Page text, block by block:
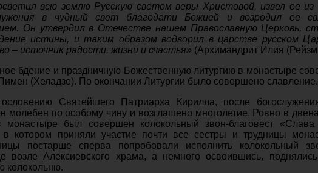
всю землю Русскую светом веры Христовой, извел ее
в чудный свет благодати Божией и возродил ее
Он утвердил в Отечестве нашем Православную Церковь,
истины, и таким образом водворил в царстве русском
– источник радости, жизни и счастья» (Архимандрит Илия
бдение и праздничную Божественную литургию в монастыре
(Хеладзе). По окончании Литургии было совершено славление.
Святейшего Патриарха Кирилла, после
молебен по особому чину и возглашено многолетие. Ровно в
монастыре был совершен колокольный звон-благовест «Слава
в котором приняли участие почти все сестры и трудницы
постарше сперва попробовали исполнить колокольный
возле Алексиевского храма, а немного освоившись,
колокольню.